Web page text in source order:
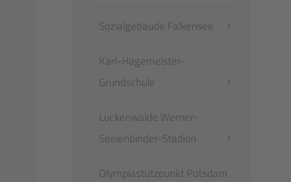
Sozialgebäude Falkensee
Karl-Hagemeister-
Grundschule
Luckenwalde Werner-
Seelenbinder-Stadion
Olympiastützpunkt Potsdam